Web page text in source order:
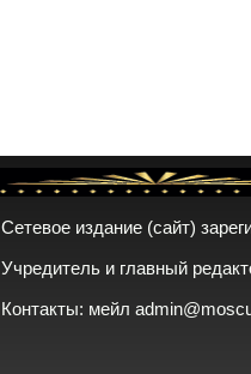
Сетевое издание (сайт)
Учредитель и главный
Контакты: мейл